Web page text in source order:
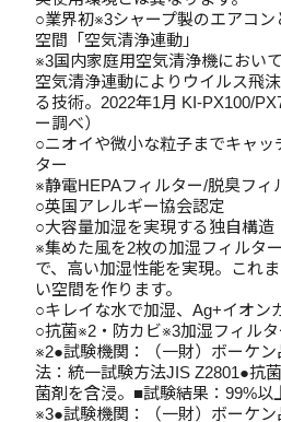
○業界初※3シャープ製のエアコ
空間「空気清浄連動」
※3国内家庭用空気清浄機におい
空気清浄連動によりウイルス飛
る技術。2022年1月 KI-PX100/
ー調べ）
○ニオイや微小な粒子までキャッ
ター
※静電HEPAフィルター/脱臭フィ
○英国アレルギー協会認定
○大容量加湿を実現する独自構造
※集めた風を2枚の加湿フィルタ
で、高い加湿性能を実現。これ
い空間を作ります。
○キレイな水で加湿、Ag+イオン
○抗菌※2・防カビ※3加湿フィルタ
※2●試験機関：（一財）ボーケ
法：統一試験方法JIS Z2801●抗
菌剤を含浸。■試験結果：99%以
※3●試験機関：（一財）ボーケ